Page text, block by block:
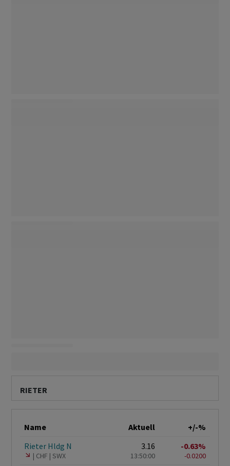
RIETER
Name Aktuell
+/-%
Rieter Hldg N
CHF SWX
3.16
13:50:00
-0.63%
-0.0200